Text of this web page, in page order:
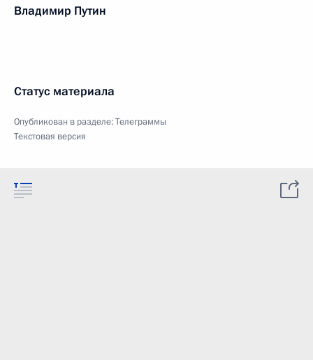
Владимир Путин
Статус материала
Опубликован в разделе:Телеграммы
Текстовая версия